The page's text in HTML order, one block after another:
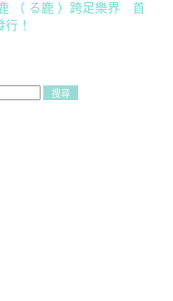
（ る鹿 ）跨足樂界 首
！
搜尋